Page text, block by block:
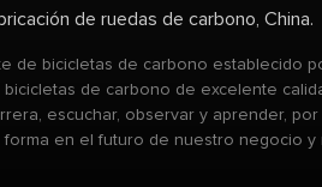
de ruedas de carbono, China.
de bicicletas de carbono establecido
de carbono de excelente
escuchar, observar y aprender,
en el futuro de nuestro negocio y